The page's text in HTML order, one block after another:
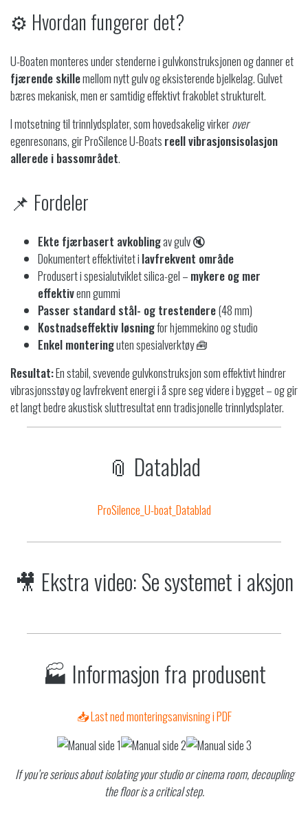
⚙️ Hvordan fungerer det?
U-Boaten monteres under stenderne i gulvkonstruksjonen og danner et
fjærende skillemellom nytt gulv og eksisterende bjelkelag. Gulvet
bæres mekanisk, men er samtidig effektivt frakoblet strukturelt.
I motsetning til trinnlydsplater, som hovedsakelig virkerover
egenresonans, gir ProSilence U-Boats reell vibrasjonsisolasjon
allerede i bassområdet.
📌 Fordeler
Ekte fjærbasert avkoblingav gulv 🔇
Dokumentert effektivitet i lavfrekvent område
Produsert i spesialutviklet silica-gel – mykere og mer
effektivenn gummi
Passer standard stål- og trestendere(48 mm)
Kostnadseffektiv løsningfor hjemmekino og studio
Enkel monteringuten spesialverktøy 🧰
Resultat:En stabil, svevende gulvkonstruksjon som effektivt hindrer
vibrasjonsstøy og lavfrekvent energi i å spre seg videre i bygget – og gir
et langt bedre akustisk sluttresultat enn tradisjonelle trinnlydsplater.
📎 Datablad
ProSilence_U-boat_Datablad
🎥 Ekstra video: Se systemet i aksjon
🏭 Informasjon fra produsent
📥 Last ned monteringsanvisning i PDF
If you’re serious about isolating your studio or cinema room, decoupling
the floor is a critical step.